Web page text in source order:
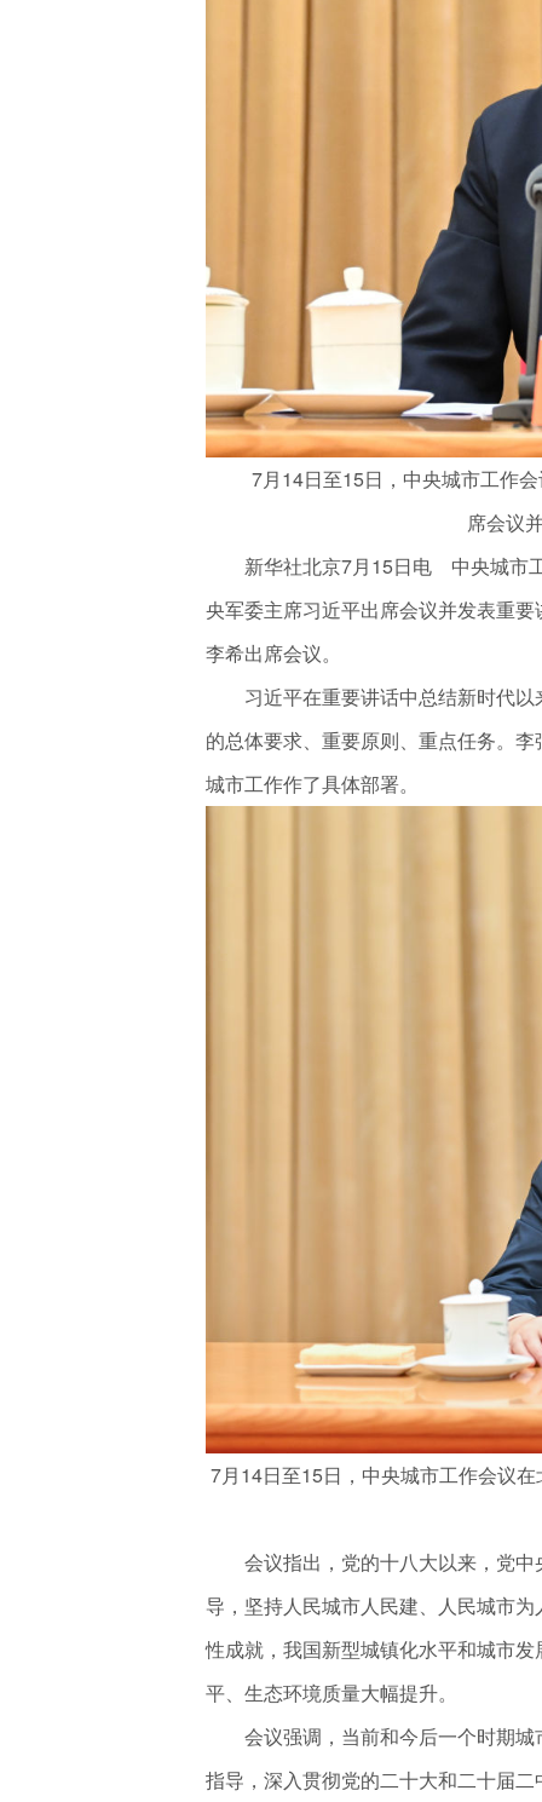
7月14日至15日，中央城市工作会
席会议
新华社北京7月15日电 中央城市工
央军委主席习近平出席会议并发表重
李希出席会议。
习近平在重要讲话中总结新时代以
的总体要求、重要原则、重点任务。
城市工作作了具体部署。
7月14日至15日，中央城市工作会议
会议指出，党的十八大以来，党中
导，坚持人民城市人民建、人民城市
性成就，我国新型城镇化水平和城市
平、生态环境质量大幅提升。
会议强调，当前和今后一个时期城
指导，深入贯彻党的二十大和二十届